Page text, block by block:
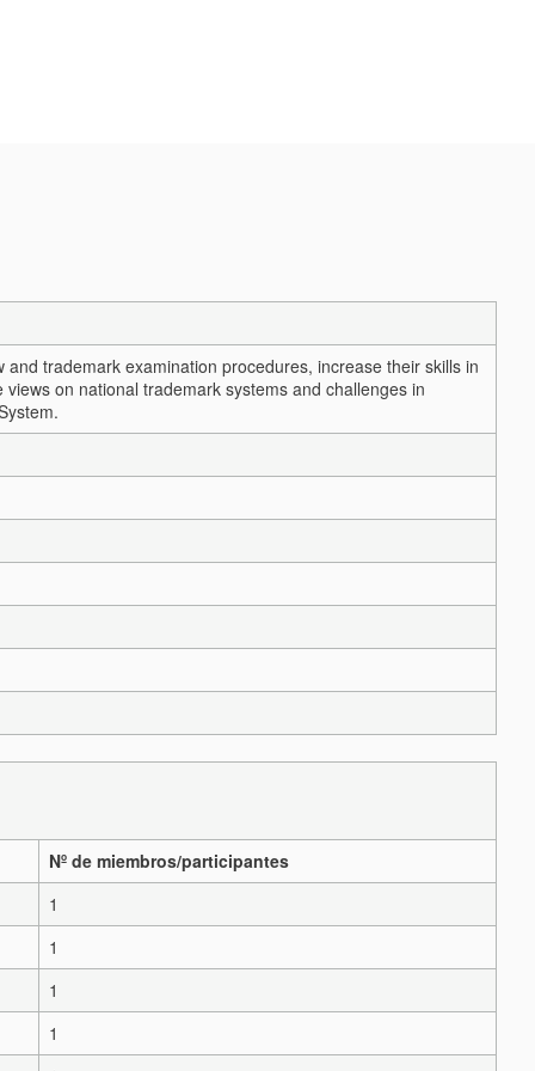
trademark examination procedures, increase their skills in
on national trademark systems and challenges in
Nº de miembros/participantes
1
1
1
1